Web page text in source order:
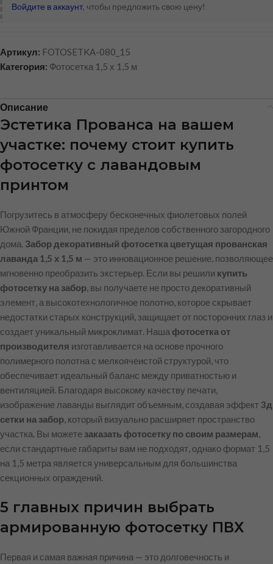
Войдите в аккаунт, чтобы предложить свою цену!
Артикул: FOTOSETKA-080_15
Категория: Фотосетка 1,5 х 1,5 м
Описание
Эстетика Прованса на вашем
участке: почему стоит купить
фотосетку с лавандовым
принтом
Погрузитесь в атмосферу бесконечных фиолетовых полей
Южной Франции, не покидая пределов собственного загородного
дома. Забор декоративный фотосетка цветущая прованская
лаванда 1,5 х 1,5 м — это инновационное решение, позволяющее
мгновенно преобразить экстерьер. Если вы решили купить
фотосетку на забор, вы получаете не просто декоративный
элемент, а высокотехнологичное полотно, которое скрывает
недостатки старых конструкций, защищает от посторонних глаз и
создает уникальный микроклимат. Наша фотосетка от
производителя изготавливается на основе прочного
полимерного полотна с мелкоячеистой структурой, что
обеспечивает идеальный баланс между приватностью и
вентиляцией. Благодаря высокому качеству печати,
изображение лаванды выглядит объемным, создавая эффект 3д
сетки на забор, который визуально расширяет пространство
участка. Вы можете заказать фотосетку по своим размерам,
если стандартные габариты вам не подходят, однако формат 1,5
на 1,5 метра является универсальным для большинства
секционных ограждений.
5 главных причин выбрать
армированную фотосетку ПВХ
Первая и самая важная причина — это долговечность и